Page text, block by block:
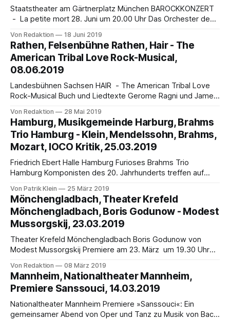
Staatstheater am Gärtnerplatz München BAROCKKONZERT
- La petite mort 28. Juni um 20.00 Uhr Das Orchester des
musikalischen Leitung von Andreas Kowalewitz am 28. Juni
das BAROCKKONZERT La petite mort mit Werken von Jean-
Baptiste Lully, Marin Marais, Jean-Féry Rebel und François
Couperin.
Von Redaktion 18 Juni 2019
Rathen, Felsenbühne Rathen, Hair - The
American Tribal Love Rock-Musical,
08.06.2019
Landesbühnen Sachsen HAIR - The American Tribal Love
Rock-Musical Buch und Liedtexte Gerome Ragni und James
New York unter der Leitung von Michael Butler statt Hippies
kommen in den Kurort Rathen Junge Leute um die Hippie-
Truppe von George Berger suchen ein
Von Redaktion 28 Mai 2019
Hamburg, Musikgemeinde Harburg, Brahms
Trio Hamburg - Klein, Mendelssohn, Brahms,
Mozart, IOCO Kritik, 25.03.2019
Friedrich Ebert Halle Hamburg Furioses Brahms Trio
Hamburg Komponisten des 20. Jahrhunderts treffen auf
lange in Hamburg lebender Kulturinteressierter entdeckt
man doch immer wieder neue Spielstätten, an denen
spannende Musikabende zu erleben sind. Die
Musikgemeinde Harburg e.V. veranstaltet Konzerte mit den
Von Patrik Klein 25 März 2019
Mönchengladbach, Theater Krefeld
Mönchengladbach, Boris Godunow - Modest
Mussorgskij, 23.03.2019
Theater Krefeld Mönchengladbach Boris Godunow von
Modest Mussorgskij Premiere am 23. März um 19.30 Uhr
um die Thronnachfolge Ivans „des Schrecklichen“ Ende des
16. Jahrhunderts basiert, wurde bisher nur in der Saison
1994/95 am Theater Krefeld und Mönchengladbach
gespielt. Mit
Von Redaktion 08 März 2019
Mannheim, Nationaltheater Mannheim,
Premiere Sanssouci, 14.03.2019
Nationaltheater Mannheim Premiere »Sanssouci«: Ein
gemeinsamer Abend von Oper und Tanz zu Musik von Bach